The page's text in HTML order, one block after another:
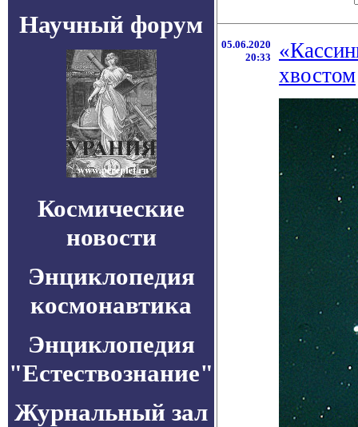
Научный форум
Космические
новости
Энциклопедия
космонавтика
Энциклопедия
"Естествознание"
Журнальный зал
05.06.2020
20:33
хвостом